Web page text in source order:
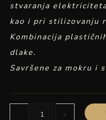
stvaranja
kao i pri stilizovanju
Kombinacija
dlake.
Savršene za mokru i
- +